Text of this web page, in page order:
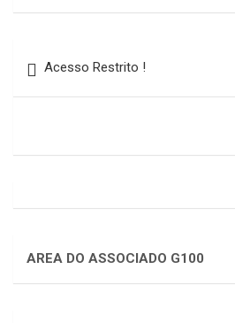
Acesso Restrito !
AREA DO ASSOCIADO G100